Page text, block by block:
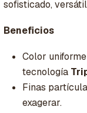
sofisticado,
Beneficios
Color
tecnología
Finas
exagerar.